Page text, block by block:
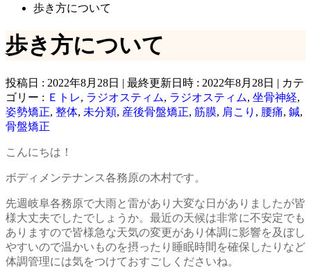
歩き方について
歩き方について
投稿日 : 2022年8月28日 最終更新日時 : 2022年8月28日
カテ
ゴリー : Ｅトレ, ラジオスティム, ラジオスティム, 坐骨神経,
姿勢矯正, 整体, 未分類, 産後骨盤矯正, 筋膜, 肩こり , 腰痛, 鍼,
骨盤矯正
こんにちは！
ボディメンテナンス各務原の木村です。
先週岐阜各務原で大雨と雷があり大変な日がありましたが皆
様大丈夫でしたでしょうか。最近の天候は非常に不安定でも
ありますので皆様急な天気の変更があり体調に影響を及ぼし
やすいので温かいものを摂ったり睡眠時間を確保したりなど
体調管理には気をつけておすごしくださいね。